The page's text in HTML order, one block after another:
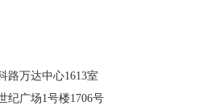
路万达中心1613室
纪广场1号楼1706号